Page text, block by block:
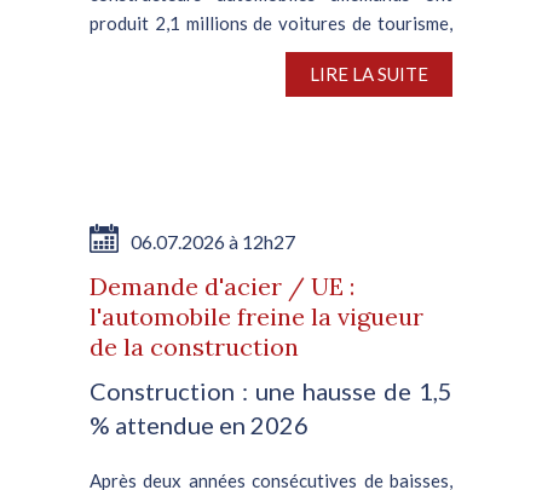
produit 2,1 millions de voitures de tourisme,
soit une contraction de 3 % en glissement
annuel, d’après VDA, l’association nationale
LIRE LA SUITE
06.07.2026 à 12h27
Demande d'acier / UE :
l'automobile freine la vigueur
de la construction
Construction : une hausse de 1,5
% attendue en 2026
Après deux années consécutives de baisses,